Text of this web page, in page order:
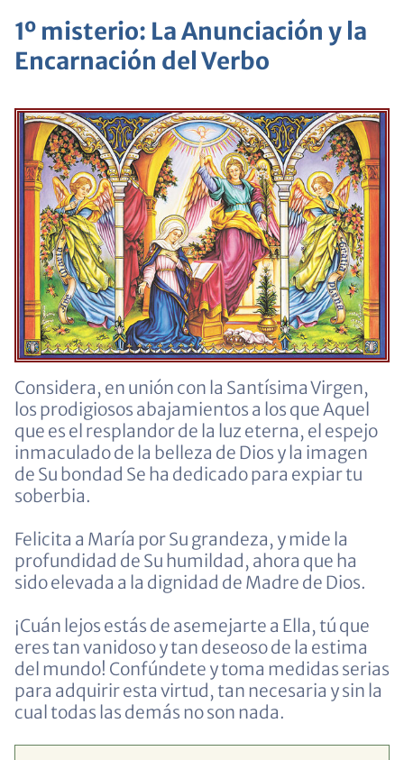
1º misterio: La Anunciación y la
Encarnación del Verbo
Considera, en unión con la Santísima Virgen,
los prodigiosos abajamientos a los que Aquel
que es el resplandor de la luz eterna, el espejo
inmaculado de la belleza de Dios y la imagen
de Su bondad Se ha dedicado para expiar tu
soberbia.
Felicita a María por Su grandeza, y mide la
profundidad de Su humildad, ahora que ha
sido elevada a la dignidad de Madre de Dios.
¡Cuán lejos estás de asemejarte a Ella, tú que
eres tan vanidoso y tan deseoso de la estima
del mundo! Confúndete y toma medidas serias
para adquirir esta virtud, tan necesaria y sin la
cual todas las demás no son nada.